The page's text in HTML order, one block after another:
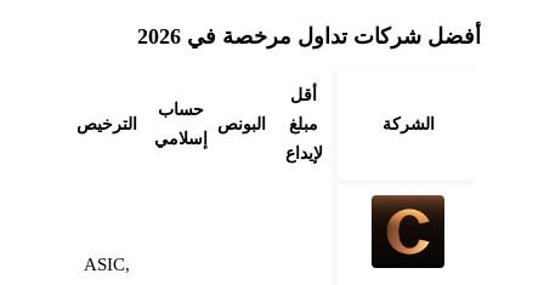
أفضل شركات تداول مرخصة في 2026
الشركة
أقل
مبلغ
لإيداع
البونص
حساب
إسلامي
الترخيص
ASIC,